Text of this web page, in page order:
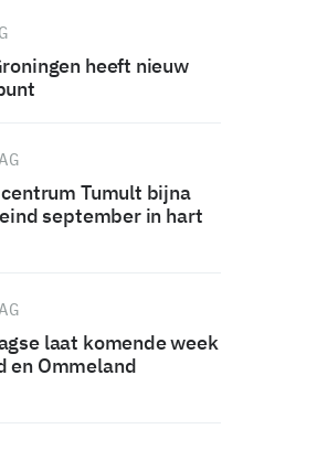
heeft nieuw
Tumult bijna
september in hart
laat komende week
en Ommeland